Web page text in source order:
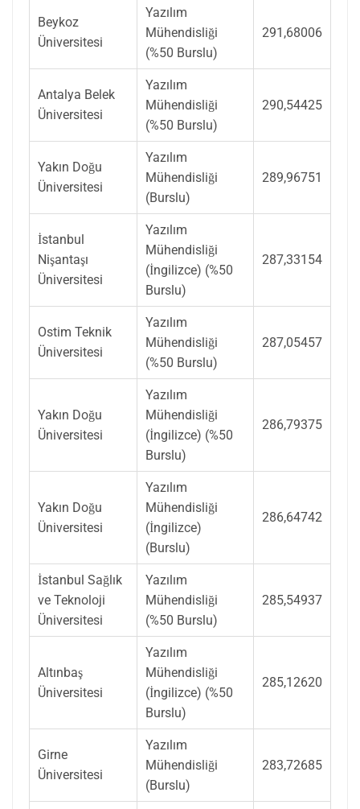
Beykoz
Üniversitesi
Yazılım
Mühendisliği
(%50 Burslu)
291,68006
Antalya Belek
Üniversitesi
Yazılım
Mühendisliği
(%50 Burslu)
290,54425
Yakın Doğu
Üniversitesi
Yazılım
Mühendisliği
(Burslu)
289,96751
İstanbul
Nişantaşı
Üniversitesi
Yazılım
Mühendisliği
(İngilizce) (%50
Burslu)
287,33154
Ostim Teknik
Üniversitesi
Yazılım
Mühendisliği
(%50 Burslu)
287,05457
Yakın Doğu
Üniversitesi
Yazılım
Mühendisliği
(İngilizce) (%50
Burslu)
286,79375
Yakın Doğu
Üniversitesi
Yazılım
Mühendisliği
(İngilizce)
(Burslu)
286,64742
İstanbul Sağlık
ve Teknoloji
Üniversitesi
Yazılım
Mühendisliği
(%50 Burslu)
285,54937
Altınbaş
Üniversitesi
Yazılım
Mühendisliği
(İngilizce) (%50
Burslu)
285,12620
Girne
Üniversitesi
Yazılım
Mühendisliği
(Burslu)
283,72685